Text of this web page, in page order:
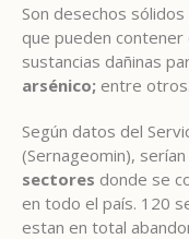
Son desechos
que pueden
sustancias dañinas
arsénico; entre otros.
Según datos del
(Sernageomin),
sectores donde se
en todo el país. 120
estan en total